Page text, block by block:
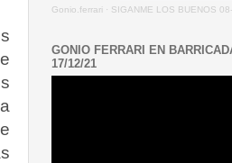
Gonio.ferrari · SIGANME LOS BUENOS
GONIO FERRARI EN
17/12/21